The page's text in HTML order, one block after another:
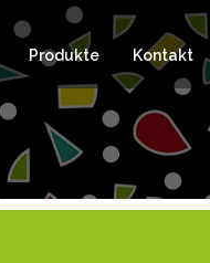
Produkte Kontakt